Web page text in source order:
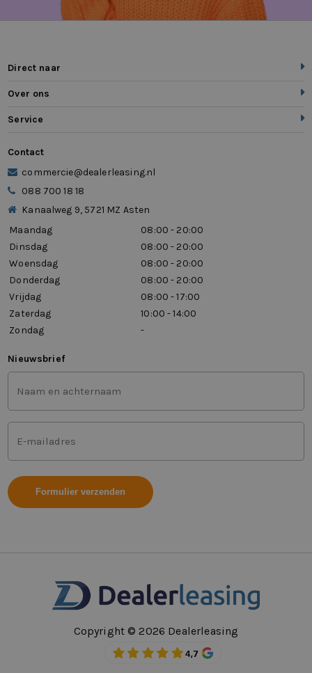
Direct naar
Over ons
Service
Contact
commercie@dealerleasing.nl
088 700 18 18
Kanaalweg 9, 5721 MZ Asten
Maandag
08:00 - 20:00
Dinsdag
08:00 - 20:00
Woensdag
08:00 - 20:00
Donderdag
08:00 - 20:00
Vrijdag
08:00 - 17:00
Zaterdag
10:00 - 14:00
Zondag
-
Nieuwsbrief
Voor-
en
achternaam
(Vereist)
Mailadres
(Vereist)
Copyright © 2026 Dealerleasing